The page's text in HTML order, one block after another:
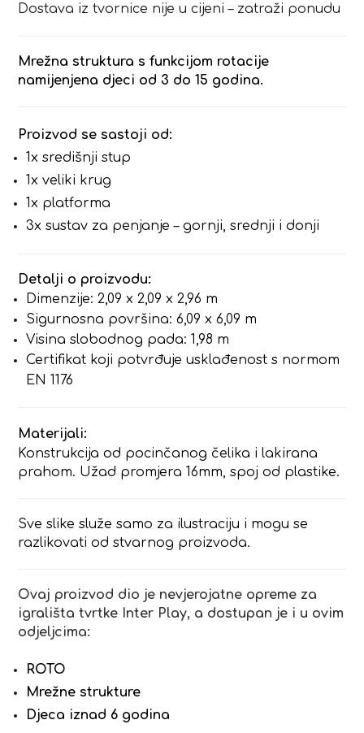
Dostava iz tvornice nije u cijeni – zatraži ponudu
Mrežna struktura s funkcijom rotacije
namijenjena djeci od 3 do 15 godina.
Proizvod se sastoji od:
1x središnji stup
1x veliki krug
1x platforma
3x sustav za penjanje – gornji, srednji i donji
Detalji o proizvodu:
Dimenzije: 2,09 x 2,09 x 2,96 m
Sigurnosna površina: 6,09 x 6,09 m
Visina slobodnog pada: 1,98 m
Certifikat koji potvrđuje usklađenost s normom
EN 1176
Materijali:
Konstrukcija od pocinčanog čelika i lakirana
prahom. Užad promjera 16mm, spoj od plastike.
Sve slike služe samo za ilustraciju i mogu se
razlikovati od stvarnog proizvoda.
Ovaj proizvod dio je nevjerojatne opreme za
igrališta tvrtke Inter Play, a dostupan je i u ovim
odjeljcima:
ROTO
Mrežne strukture
Djeca iznad 6 godina